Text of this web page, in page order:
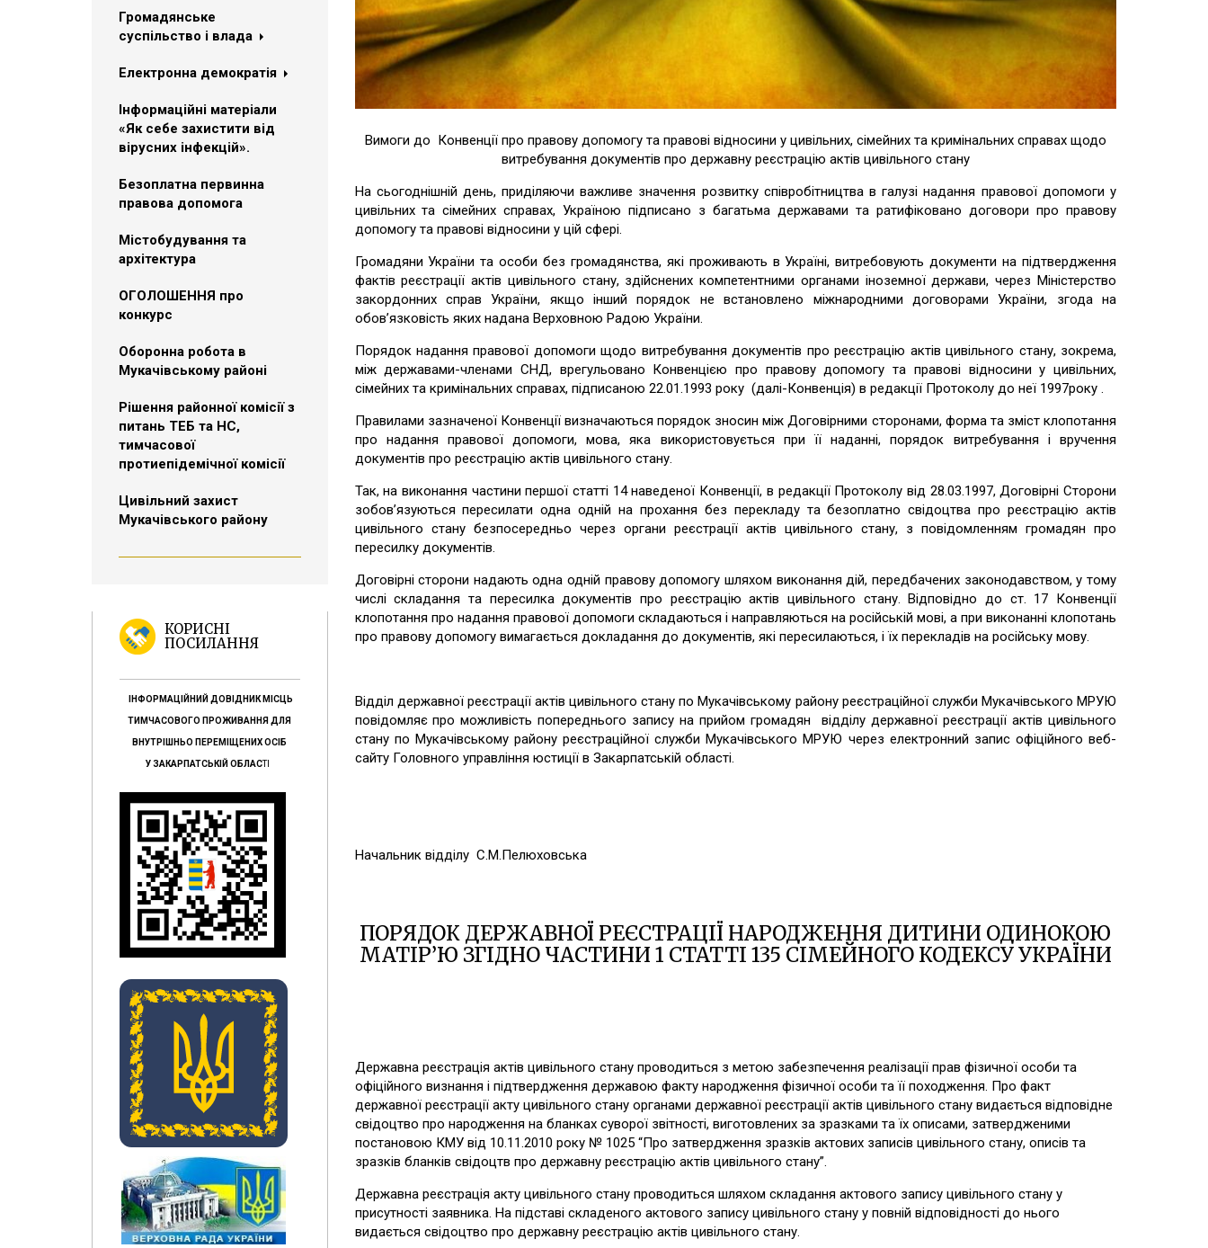
Громадянське
суспільство і влада
Електронна демократія
Інформаційні матеріали
«Як себе захистити від
вірусних інфекцій».
Безоплатна первинна
правова допомога
Містобудування та
архітектура
ОГОЛОШЕННЯ про
конкурс
Оборонна робота в
Мукачівському районі
Рішення районної комісії з
питань ТЕБ та НС,
тимчасової
протиепідемічної комісії
Цивільний захист
Мукачівського району
КОРИСНІ
ПОСИЛАННЯ
ІНФОРМАЦІЙНИЙ ДОВІДНИК МІСЦЬ
ТИМЧАСОВОГО ПРОЖИВАННЯ ДЛЯ
ВНУТРІШНЬО ПЕРЕМІЩЕНИХ ОСІБ
У ЗАКАРПАТСЬКІЙ ОБЛАСТІ
Вимоги до Конвенції про правову допомогу та правові відносини у цивільних, сімейних та кримінальних справах щодо
витребування документів про державну реєстрацію актів цивільного стану
На сьогоднішній день, приділяючи важливе значення розвитку співробітництва в галузі надання правової допомоги у
цивільних та сімейних справах, Україною підписано з багатьма державами та ратифіковано договори про правову
допомогу та правові відносини у цій сфері.
Громадяни України та особи без громадянства, які проживають в Україні, витребовують документи на підтвердження
фактів реєстрації актів цивільного стану, здійснених компетентними органами іноземної держави, через Міністерство
закордонних справ України, якщо інший порядок не встановлено міжнародними договорами України, згода на
обов’язковість яких надана Верховною Радою України.
Порядок надання правової допомоги щодо витребування документів про реєстрацію актів цивільного стану, зокрема,
між державами-членами СНД, врегульовано Конвенцією про правову допомогу та правові відносини у цивільних,
сімейних та кримінальних справах, підписаною 22.01.1993 року (далі-Конвенція) в редакції Протоколу до неї 1997року .
Правилами зазначеної Конвенції визначаються порядок зносин між Договірними сторонами, форма та зміст клопотання
про надання правової допомоги, мова, яка використовується при її наданні, порядок витребування і вручення
документів про реєстрацію актів цивільного стану.
Так, на виконання частини першої статті 14 наведеної Конвенції, в редакції Протоколу від 28.03.1997, Договірні Сторони
зобов’язуються пересилати одна одній на прохання без перекладу та безоплатно свідоцтва про реєстрацію актів
цивільного стану безпосередньо через органи реєстрації актів цивільного стану, з повідомленням громадян про
пересилку документів.
Договірні сторони надають одна одній правову допомогу шляхом виконання дій, передбачених законодавством, у тому
числі складання та пересилка документів про реєстрацію актів цивільного стану. Відповідно до ст. 17 Конвенції
клопотання про надання правової допомоги складаються і направляються на російській мові, а при виконанні клопотань
про правову допомогу вимагається докладання до документів, які пересилаються, і їх перекладів на російську мову.
Відділ державної реєстрації актів цивільного стану по Мукачівському району реєстраційної служби Мукачівського МРУЮ
повідомляє про можливість попереднього запису на прийом громадян відділу державної реєстрації актів цивільного
стану по Мукачівському району реєстраційної служби Мукачівського МРУЮ через електронний запис офіційного веб-
сайту Головного управління юстиції в Закарпатській області.
Начальник відділу С.М.Пелюховська
ПОРЯДОК ДЕРЖАВНОЇ РЕЄСТРАЦІЇ НАРОДЖЕННЯ ДИТИНИ ОДИНОКОЮ
МАТІР’Ю ЗГІДНО ЧАСТИНИ 1 СТАТТІ 135 СІМЕЙНОГО КОДЕКСУ УКРАЇНИ
Державна реєстрація актів цивільного стану проводиться з метою забезпечення реалізації прав фізичної особи та
офіційного визнання і підтвердження державою факту народження фізичної особи та її походження. Про факт
державної реєстрації акту цивільного стану органами державної реєстрації актів цивільного стану видається відповідне
свідоцтво про народження на бланках суворої звітності, виготовлених за зразками та їх описами, затвердженими
постановою КМУ від 10.11.2010 року № 1025 “Про затвердження зразків актових записів цивільного стану, описів та
зразків бланків свідоцтв про державну реєстрацію актів цивільного стану”.
Державна реєстрація акту цивільного стану проводиться шляхом складання актового запису цивільного стану у
присутності заявника. На підставі складеного актового запису цивільного стану у повній відповідності до нього
видається свідоцтво про державну реєстрацію актів цивільного стану.